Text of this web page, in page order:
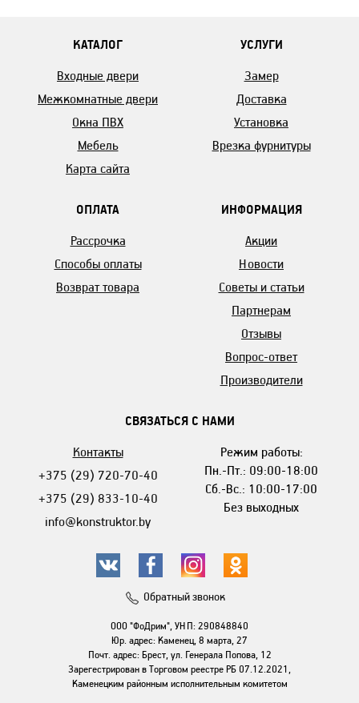
КАТАЛОГ
Входные двери
Межкомнатные двери
Окна ПВХ
Мебель
Карта сайта
УСЛУГИ
Замер
Доставка
Установка
Врезка фурнитуры
ОПЛАТА
Рассрочка
Способы оплаты
Возврат товара
ИНФОРМАЦИЯ
Акции
Новости
Советы и статьи
Партнерам
Отзывы
Вопрос-ответ
Производители
СВЯЗАТЬСЯ С НАМИ
Контакты
+375 (29) 720-70-40
+375 (29) 833-10-40
info@konstruktor.by
Режим работы:
Пн.-Пт.: 09:00-18:00
Сб.-Вс.: 10:00-17:00
Без выходных
Обратный звонок
ООО "ФоДрим", УНП: 290848840
Юр. адрес: Каменец, 8 марта, 27
Почт. адрес: Брест, ул. Генерала Попова, 12
Зарегестрирован в Торговом реестре РБ 07.12.2021,
Каменецким районным исполнительным комитетом